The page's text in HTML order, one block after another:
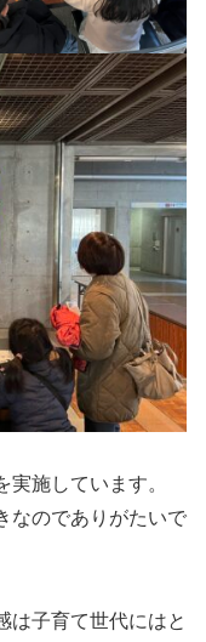
施しています。
なのでありがたいで
は子育て世代にはと